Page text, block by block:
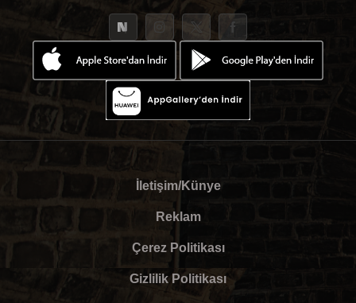
İletişim/Künye
Reklam
Çerez Politikası
Gizlilik Politikası